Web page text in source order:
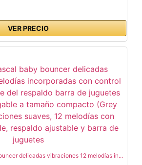
VER PRECIO
delicadas vibraciones 12 melodías in...